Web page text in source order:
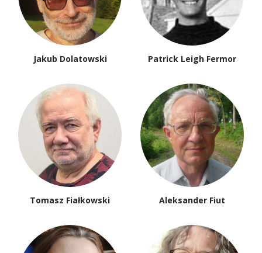
Jakub Dolatowski Patrick Leigh Fermor
Tomasz Fiałkowski Aleksander Fiut